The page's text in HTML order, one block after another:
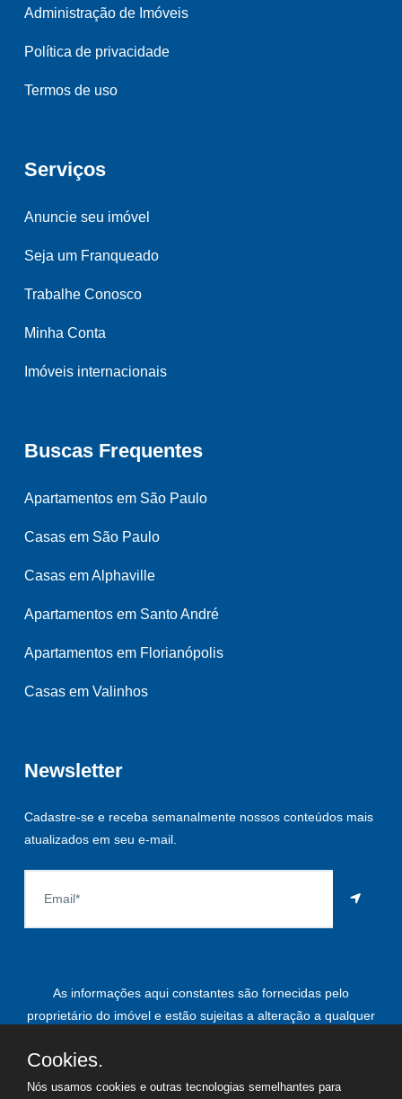
Administração de Imóveis
Política de privacidade
Termos de uso
Serviços
Anuncie seu imóvel
Seja um Franqueado
Trabalhe Conosco
Minha Conta
Imóveis internacionais
Buscas Frequentes
Apartamentos em São Paulo
Casas em São Paulo
Casas em Alphaville
Apartamentos em Santo André
Apartamentos em Florianópolis
Casas em Valinhos
Newsletter
Cadastre-se e receba semanalmente nossos conteúdos mais
atualizados em seu e-mail.
As informações aqui constantes são fornecidas pelo
proprietário do imóvel e estão sujeitas a alteração a qualquer
Cookies.
Nós usamos cookies e outras tecnologias semelhantes para